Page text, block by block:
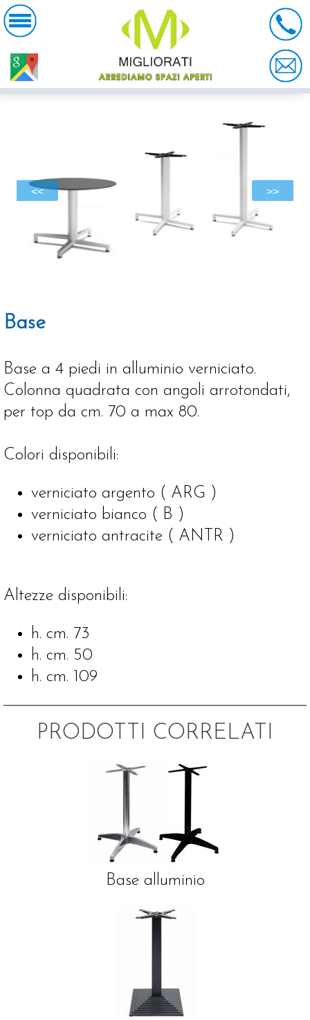
<< >>
Base
Base a 4 piedi in alluminio verniciato.
Colonna quadrata con angoli arrotondati,
per top da cm. 70 a max 80.
Colori disponibili:
verniciato argento ( ARG )
verniciato bianco ( B )
verniciato antracite ( ANTR )
Altezze disponibili:
h. cm. 73
h. cm. 50
h. cm. 109
PRODOTTI CORRELATI
Base alluminio